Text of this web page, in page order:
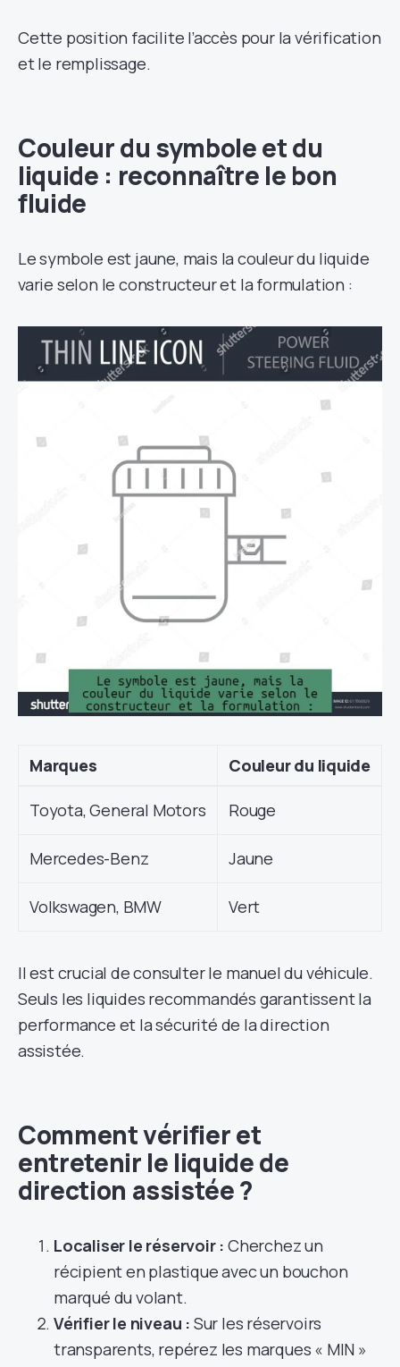
Cette position facilite l’accès pour la vérification
et le remplissage.
Couleur du symbole et du
liquide : reconnaître le bon
fluide
Le symbole est jaune, mais la couleur du liquide
varie selon le constructeur et la formulation :
Marques Couleur du liquide
Toyota, General Motors Rouge
Mercedes-Benz Jaune
Volkswagen, BMW Vert
Il est crucial de consulter le manuel du véhicule.
Seuls les liquides recommandés garantissent la
performance et la sécurité de la direction
assistée.
Comment vérifier et
entretenir le liquide de
direction assistée ?
Localiser le réservoir : Cherchez un
récipient en plastique avec un bouchon
marqué du volant.
Vérifier le niveau : Sur les réservoirs
transparents, repérez les marques « MIN »